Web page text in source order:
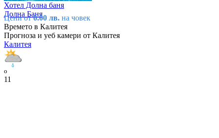
Хотел Долна баня
Долна Баня
Цени от0.00 лв. на човек
Времето в Калитея
Прогноза и уеб камери от Калитея
Калитея
o
11